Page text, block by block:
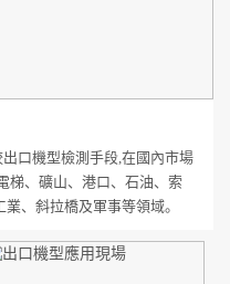
口機型檢測手段,在國內市場
梯、礦山、港口、石油、索
、斜拉橋及軍事等領域。